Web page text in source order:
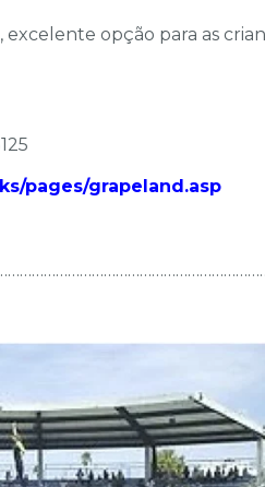
opção para as
pages/grapeland.asp